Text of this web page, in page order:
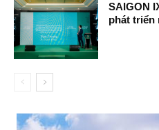
SAIGON
phát triển